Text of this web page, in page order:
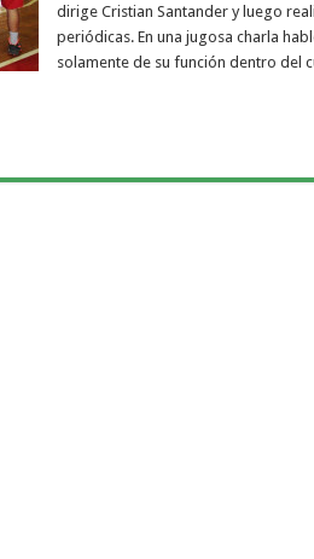
dirige Cristian Santander y luego
periódicas. En una jugosa charla
solamente de su función dentro del